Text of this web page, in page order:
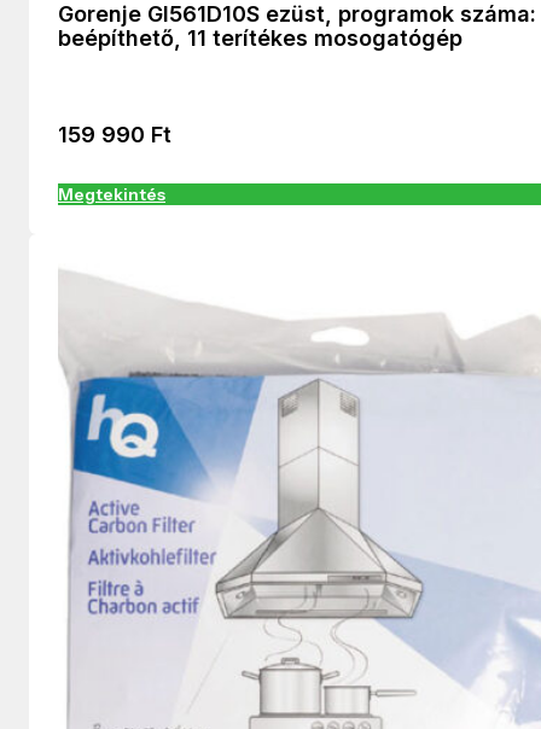
Gorenje GI561D10S ezüst, programok
beépíthető, 11 terítékes mosogatógép
159 990 Ft
Megtekintés